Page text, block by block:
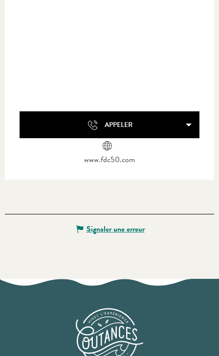
APPELER
www.fdc50.com
Signaler une erreur